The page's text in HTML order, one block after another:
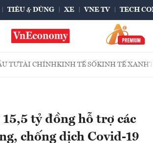
TIÊU & DÙNG XE VNE TV TECH
TƯTÀI CHÍNHKINH TẾ SỐKINH TẾ XANH
15,5 tỷ đồng hỗ trợ các
chống dịch Covid-19